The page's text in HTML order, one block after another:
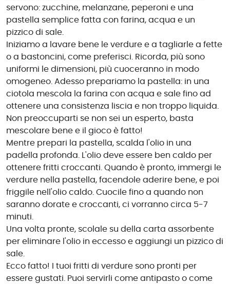
servono: zucchine, melanzane, peperoni e una
pastella semplice fatta con farina, acqua e un
pizzico di sale.
Iniziamo a lavare bene le verdure e a tagliarle a fette
o a bastoncini, come preferisci. Ricorda, più sono
uniformi le dimensioni, più cuoceranno in modo
omogeneo. Adesso prepariamo la pastella: in una
ciotola mescola la farina con acqua e sale fino ad
ottenere una consistenza liscia e non troppo liquida.
Non preoccuparti se non sei un esperto, basta
mescolare bene e il gioco è fatto!
Mentre prepari la pastella, scalda l'olio in una
padella profonda. L'olio deve essere ben caldo per
ottenere fritti croccanti. Quando è pronto, immergi le
verdure nella pastella, facendole aderire bene, e poi
friggile nell'olio caldo. Cuocile fino a quando non
saranno dorate e croccanti, ci vorranno circa 5-7
minuti.
Una volta pronte, scolale su della carta assorbente
per eliminare l'olio in eccesso e aggiungi un pizzico di
sale.
Ecco fatto! I tuoi fritti di verdure sono pronti per
essere gustati. Puoi servirli come antipasto o come